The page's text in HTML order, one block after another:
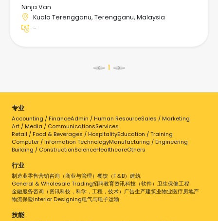
Ninja Van
Kuala Terengganu, Terengganu, Malaysia
-
< >
点击工作查看详情
专业
Accounting / FinanceAdmin / Human ResourceSales / Marketing
Art / Media / CommunicationsServices
Retail / Food & Beverages / HospitalityEducation / Training
Computer / Information TechnologyManufacturing / Engineering
Building / ConstructionScienceHealthcareOthers
行业
制造业零售营销咨询（商业与管理） 餐饮（F＆B） 建筑
General & Wholesale Trading招聘教育资讯科技（软件） 卫生保健工程
金融服务咨询（资讯科技，科学，工程，技术） 广告生产建筑业物业医疗房地产
物流保险Interior Designing电气与电子运输
技能